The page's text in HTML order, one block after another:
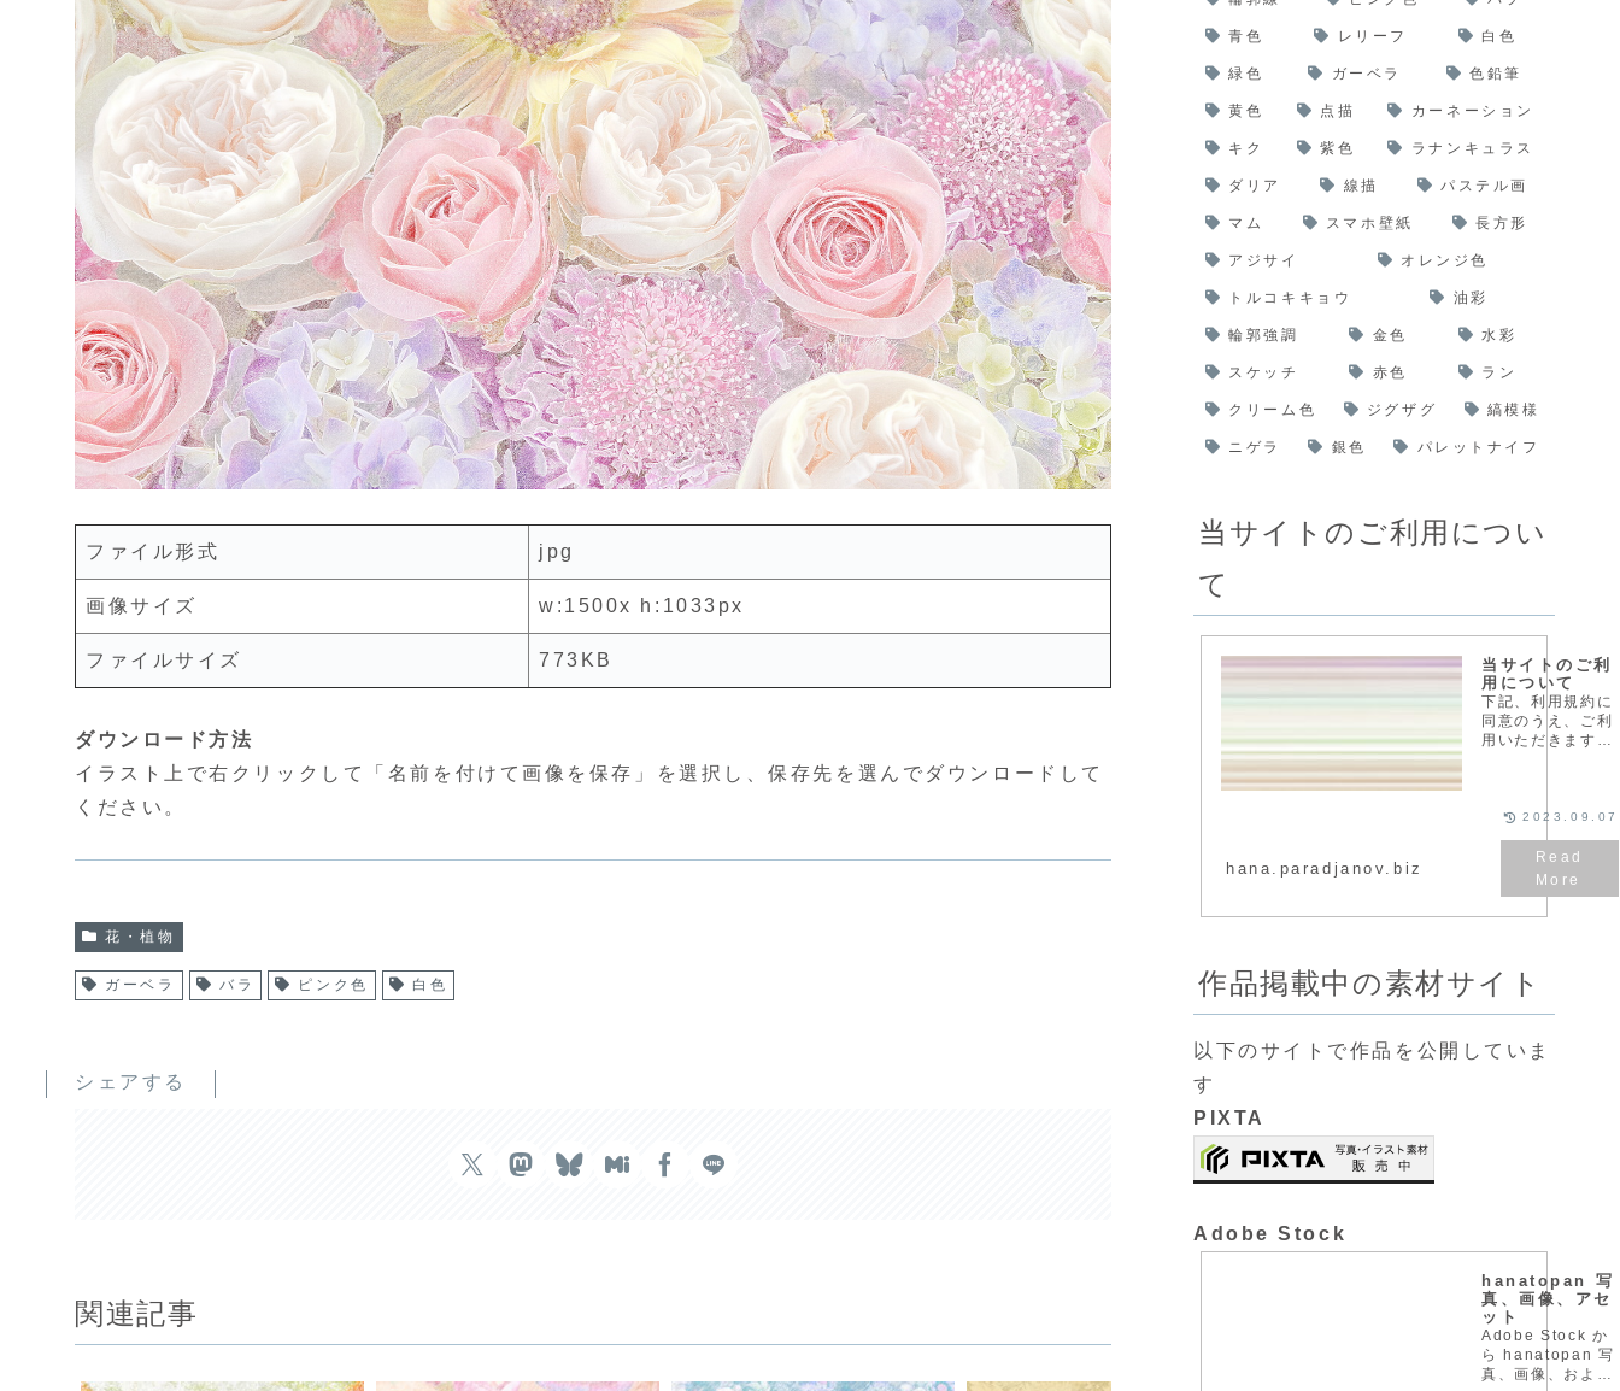
ファイル形式 jpg
画像サイズ w:1500x h:1033px
ファイルサイズ 773KB
ダウンロード方法
イラスト上で右クリックして「名前を付けて画像を保存」を選択し、保存先を選んでダウンロードして
ください。
花・植物
ガーベラ バラ ピンク色 白色
シェアする
関連記事
青色 レリーフ 白色
緑色 ガーベラ 色鉛筆
黄色 点描 カーネーション
キク 紫色 ラナンキュラス
ダリア 線描 パステル画
マム スマホ壁紙 長方形
アジサイ オレンジ色
トルコキキョウ 油彩
輪郭強調 金色 水彩
スケッチ 赤色 ラン
クリーム色 ジグザグ 縞模様
ニゲラ 銀色 パレットナイフ
当サイトのご利用につい
て
当サイトのご利
用について
下記、利用規約に
同意のうえ、ご利
用いただきますよ
いる素材は、個
人・法人を問わず
ご利用いただけま
す。クレジットの
表記、メールでの
連絡などは必要あ
hana.paradjanov.biz
2023.09.07
作品掲載中の素材サイト
以下のサイトで作品を公開していま
す
PIXTA
Adobe Stock
hanatopan 写
真、画像、アセ
ット
Adobe Stock か
ら hanatopan 写
真、画像、および